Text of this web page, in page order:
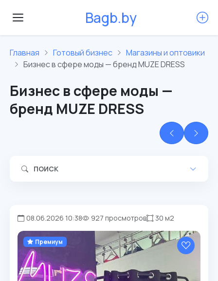
Bagb.by
Главная Готовый бизнес
Магазины и оптовики
Бизнес в сфере моды — бренд MUZE DRESS
Бизнес в сфере моды —
бренд MUZE DRESS
ПОИСК
08.06.2026 10:38 927 просмотров 30 м2
Премиум